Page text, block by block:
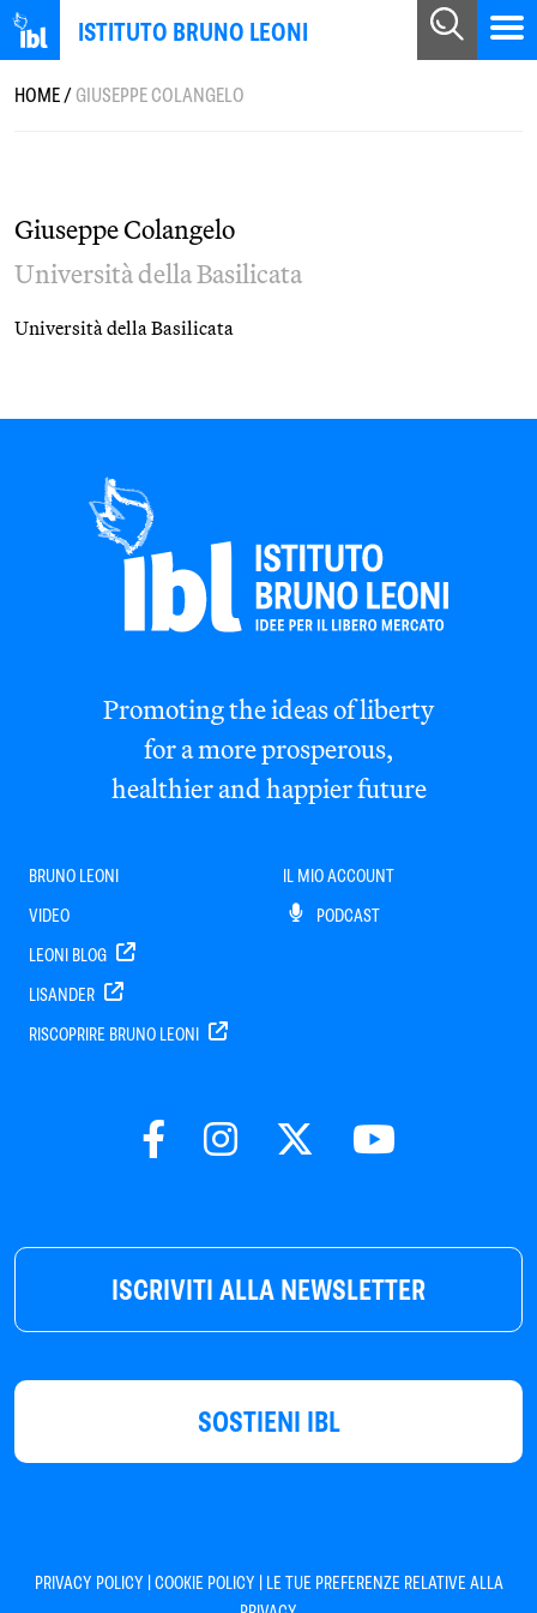
ISTITUTO BRUNO LEONI
HOME/GIUSEPPE COLANGELO
Giuseppe Colangelo
Università della Basilicata
Università della Basilicata
ISCRIVITI ALLA NEWSLETTER
SOSTIENI IBL
Promoting the ideas of liberty
for a more prosperous,
healthier and happier future
BRUNO LEONI
VIDEO
LEONI BLOG
LISANDER
RISCOPRIRE BRUNO LEONI
IL MIO ACCOUNT
PODCAST
PRIVACY POLICY |COOKIE POLICY | LE TUE PREFERENZE RELATIVE ALLA